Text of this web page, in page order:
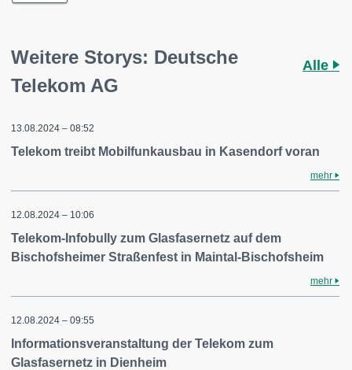
Weitere Storys: Deutsche
Telekom AG
Alle
13.08.2024 – 08:52
Telekom treibt Mobilfunkausbau in Kasendorf voran
mehr
12.08.2024 – 10:06
Telekom-Infobully zum Glasfasernetz auf dem
Bischofsheimer Straßenfest in Maintal-Bischofsheim
mehr
12.08.2024 – 09:55
Informationsveranstaltung der Telekom zum
Glasfasernetz in Dienheim